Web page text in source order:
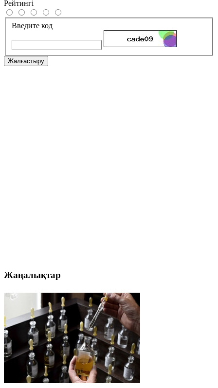
Рейтингі
Введите код
Жалғастыру
Жаңалықтар